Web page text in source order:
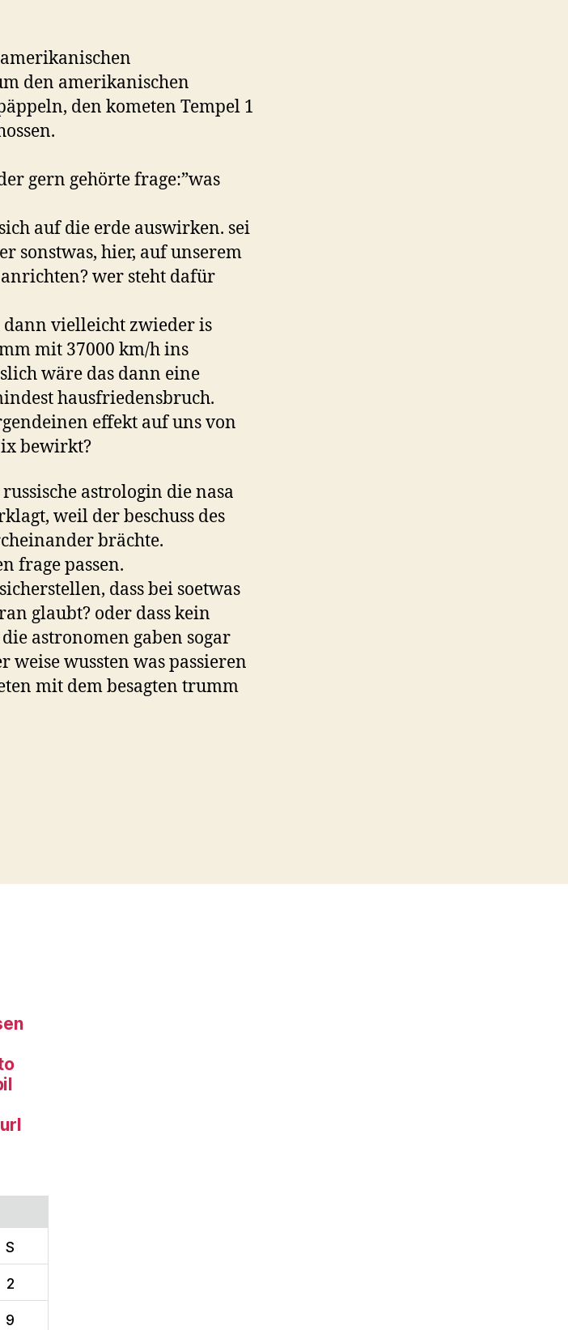
den amerikanischen
den kometen Tempel 1
gern gehörte frage:”was
auf die erde auswirken. sei
sonstwas, hier, auf unserem
wer steht dafür
vielleicht zwieder is
mit 37000 km/h ins
wäre das dann eine
hausfriedensbruch.
effekt auf uns von
bewirkt?
astrologin die nasa
weil der beschuss des
brächte.
frage passen.
dass bei soetwas
glaubt? oder dass kein
astronomen gaben sogar
weise wussten was passieren
mit dem besagten trumm
url
S
2
9